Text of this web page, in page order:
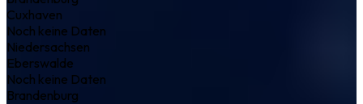
Cuxhaven
Noch keine Daten
Niedersachsen
Eberswalde
Noch keine Daten
Brandenburg